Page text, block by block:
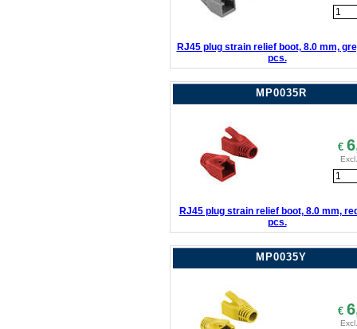
RJ45 plug strain relief boot, 8.0 mm,
pcs.
MP0035R
€
RJ45 plug strain relief boot, 8.0 mm,
pcs.
MP0035Y
€